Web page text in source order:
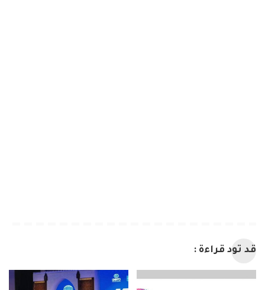
قد تود قراءة :